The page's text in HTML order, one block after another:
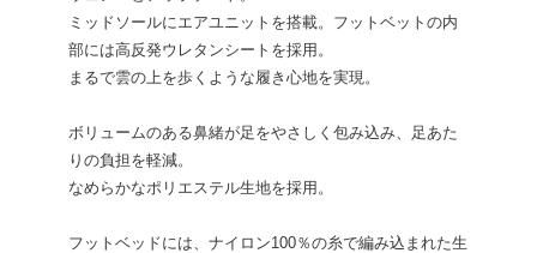
ミッドソールにエアユニットを搭載。フットベットの内
部には高反発ウレタンシートを採用。
まるで雲の上を歩くような履き心地を実現。
ボリュームのある鼻緒が足をやさしく包み込み、足あた
りの負担を軽減。
なめらかなポリエステル生地を採用。
フットベッドには、ナイロン100％の糸で編み込まれた生